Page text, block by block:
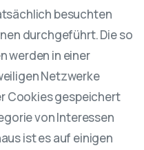
besuchten
durchgeführt. Die so
werden in einer
Netzwerke
Cookies gespeichert
von Interessen
ist es auf einigen